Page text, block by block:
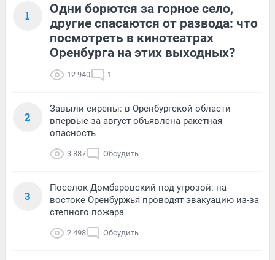
1
Одни борются за горное село,
другие спасаются от развода: что
посмотреть в кинотеатрах
Оренбурга на этих выходных?
12 940 1
2
Завыли сирены: в Оренбургской области
впервые за август объявлена ракетная
опасность
3 887 Обсудить
3
Поселок Домбаровский под угрозой: на
востоке Оренбуржья проводят эвакуацию из-за
степного пожара
2 498 Обсудить